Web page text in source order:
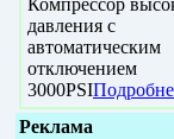
Компрессор
давления с
автоматическим
отключением
3000PSI
Реклама